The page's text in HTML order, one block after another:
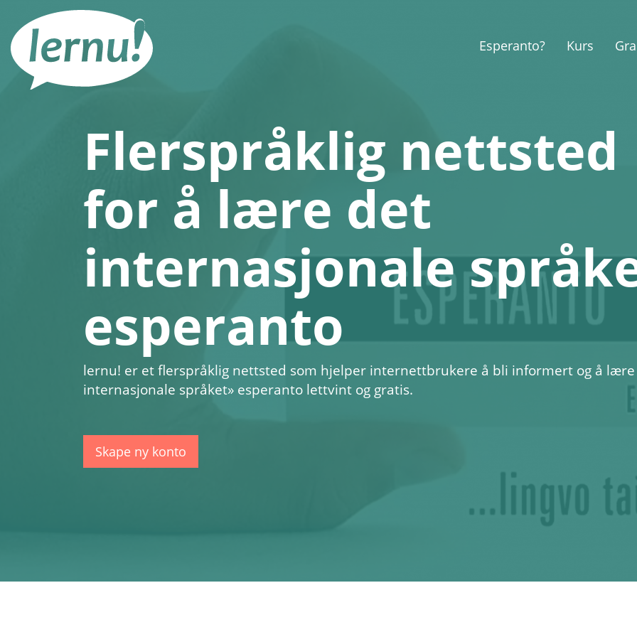
innholdet
Esperanto? Kurs
Flerspråklig nettsted
for å lære det
internasjonale
esperanto
lernu! er et flerspråklig nettsted som hjelper internettbrukere å bli informert og å lære
internasjonale språket» esperanto lettvint og gratis.
Skape ny konto